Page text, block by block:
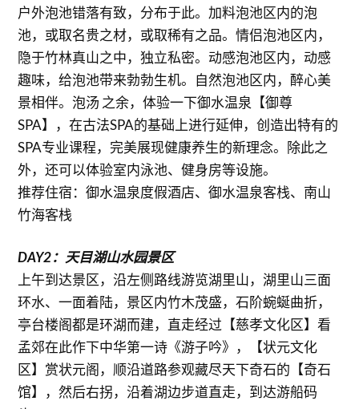
户外泡池错落有致，分布于此。加料泡池区内的泡
池，或取名贵之材，或取稀有之品。情侣泡池区内，
隐于竹林真山之中，独立私密。动感泡池区内，动感
趣味，给泡池带来勃勃生机。自然泡池区内，醉心美
景相伴。泡汤 之余，体验一下御水温泉【御尊
SPA】，在古法SPA的基础上进行延伸，创造出特有的
SPA专业课程，完美展现健康养生的新理念。除此之
外，还可以体验室内泳池、健身房等设施。
推荐住宿：御水温泉度假酒店、御水温泉客栈、南山
竹海客栈
DAY2：天目湖山水园景区
上午到达景区，沿左侧路线游览湖里山，湖里山三面
环水、一面着陆，景区内竹木茂盛，石阶蜿蜒曲折，
亭台楼阁都是环湖而建，直走经过【慈孝文化区】看
孟郊在此作下中华第一诗《游子吟》，【状元文化
区】赏状元阁，顺沿道路参观藏尽天下奇石的【奇石
馆】，然后右拐，沿着湖边步道直走，到达游船码